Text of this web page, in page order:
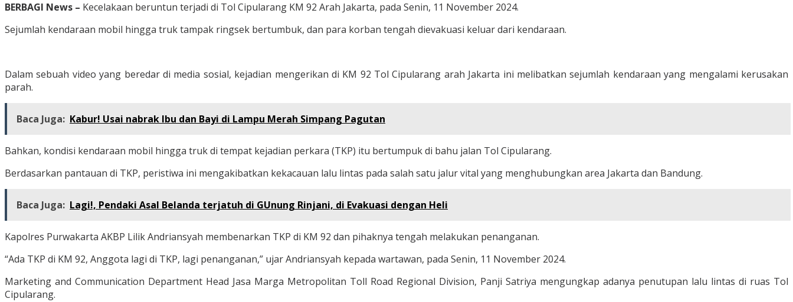
BERBAGI News – Kecelakaan beruntun terjadi di Tol Cipularang KM 92 Arah Jakarta, pada Senin, 11 November 2024.
Sejumlah kendaraan mobil hingga truk tampak ringsek bertumbuk, dan para korban tengah dievakuasi keluar dari kendaraan.
Dalam sebuah video yang beredar di media sosial, kejadian mengerikan di KM 92 Tol Cipularang arah Jakarta ini melibatkan sejumlah kendaraan yang mengalami kerusakan
parah.
Baca Juga: Kabur! Usai nabrak Ibu dan Bayi di Lampu Merah Simpang Pagutan
Bahkan, kondisi kendaraan mobil hingga truk di tempat kejadian perkara (TKP) itu bertumpuk di bahu jalan Tol Cipularang.
Berdasarkan pantauan di TKP, peristiwa ini mengakibatkan kekacauan lalu lintas pada salah satu jalur vital yang menghubungkan area Jakarta dan Bandung.
Baca Juga: Lagi!, Pendaki Asal Belanda terjatuh di GUnung Rinjani, di Evakuasi dengan Heli
Kapolres Purwakarta AKBP Lilik Andriansyah membenarkan TKP di KM 92 dan pihaknya tengah melakukan penanganan.
“Ada TKP di KM 92, Anggota lagi di TKP, lagi penanganan,” ujar Andriansyah kepada wartawan, pada Senin, 11 November 2024.
Marketing and Communication Department Head Jasa Marga Metropolitan Toll Road Regional Division, Panji Satriya mengungkap adanya penutupan lalu lintas di ruas Tol
Cipularang.